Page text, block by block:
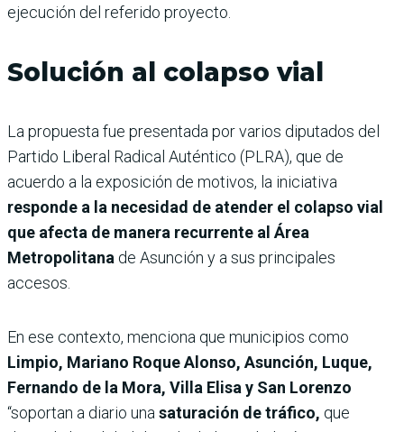
ejecución del referido proyecto.
Solución al colapso vial
La propuesta fue presentada por varios diputados del
Partido Liberal Radical Auténtico (PLRA), que de
acuerdo a la exposición de motivos, la iniciativa
responde a la necesidad de atender el colapso vial
que afecta de manera recurrente al Área
Metropolitana de Asunción y a sus principales
accesos.
En ese contexto, menciona que municipios como
Limpio, Mariano Roque Alonso, Asunción, Luque,
Fernando de la Mora, Villa Elisa y San Lorenzo
“soportan a diario una saturación de tráfico, que